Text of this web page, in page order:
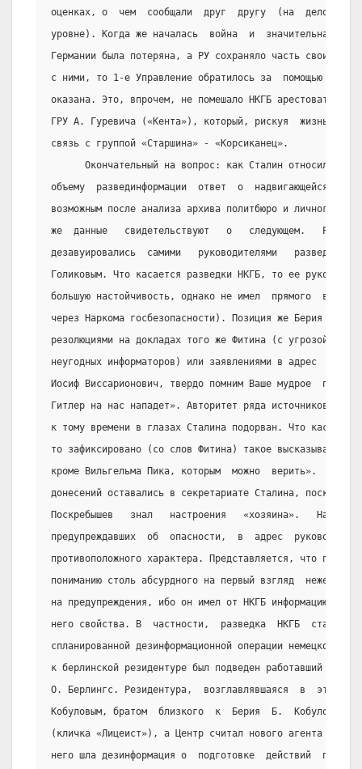
оценках, о  чем  сообщали  друг  другу  (на  деловом,
уровне). Когда же началась  война  и  значительная
Германии была потеряна, а РУ сохраняло часть своих
с ними, то 1-е Управление обратилось за  помощью  к
оказана. Это, впрочем, не помешало НКГБ арестовать и
ГРУ А. Гуревича («Кента»), который, рискуя  жизнью  в
связь с группой «Старшина» - «Корсиканец».
Окончательный на вопрос: как Сталин относился  к
объему  развединформации  ответ  о  надвигающейся
возможным после анализа архива политбюро и личного
же  данные   свидетельствуют   о   следующем.   Ряд
дезавуировались  самими   руководителями
Голиковым. Что касается разведки НКГБ, то ее
большую настойчивость, однако не имел  прямого
через Наркома госбезопасности). Позиция же Берия
резолюциями на докладах того же Фитина (с угрозой
неугодных информаторов) или заявлениями в адрес
Иосиф Виссарионович, твердо помним Ваше мудрое
Гитлер на нас нападет». Авторитет ряда источников, в
к тому времени в глазах Сталина подорван. Что касается
то зафиксировано (со слов Фитина) такое высказывание
кроме Вильгельма Пика, которым  можно  верить».
донесений оставались в секретариате Сталина,
Поскребышев   знал   настроения   «хозяина».
предупреждавших  об  опасности,  в  адрес
противоположного характера. Представляется, что
пониманию столь абсурдного на первый взгляд
на предупреждения, ибо он имел от НКГБ информацию
него свойства. В  частности,  разведка  НКГБ  стала
спланированной дезинформационной операции немецкой
к берлинской резидентуре был подведен работавший на СД
О. Берлингс. Резидентура,  возглавлявшаяся  в  этот
Кобуловым, братом  близкого  к  Берия  Б.  Кобулова,
(кличка «Лицеист»), а Центр считал нового агента
него шла дезинформация о  подготовке  действий